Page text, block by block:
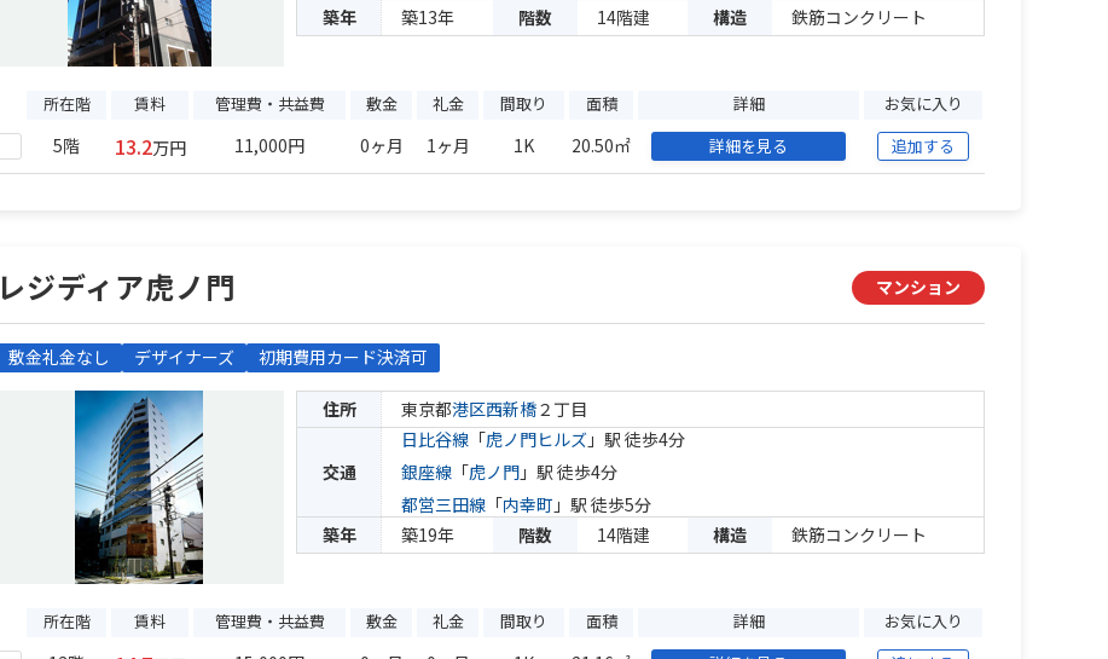
築年
築13年 階数 14階建 構造 鉄筋コンクリート
所在階 賃料 管理費・共益費 敷金 礼金 間取り 面積 詳細 お気に入り
5階 13.2万円 11,000円 0ヶ月 1ヶ月 1K 20.50㎡ 詳細を見る 追加する
レジディア虎ノ門 マンション
敷金礼金なし デザイナーズ 初期費用カード決済可
住所 東京都港区西新橋２丁目
交通
日比谷線 「虎ノ門ヒルズ 」駅 徒歩4分
銀座線 「虎ノ門 」駅 徒歩4分
都営三田線 「内幸町 」駅 徒歩5分
築年
築19年 階数 14階建 構造 鉄筋コンクリート
所在階 賃料 管理費・共益費 敷金 礼金 間取り 面積 詳細 お気に入り